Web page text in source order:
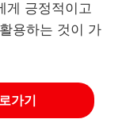
게 긍정적이고
용하는 것이 가
가기